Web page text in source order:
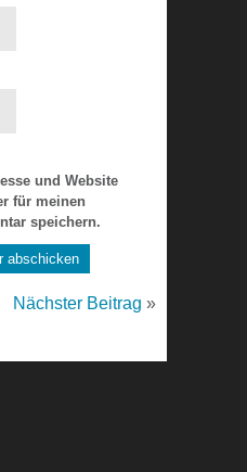
und Website
für meinen
speichern.
Nächster Beitrag »